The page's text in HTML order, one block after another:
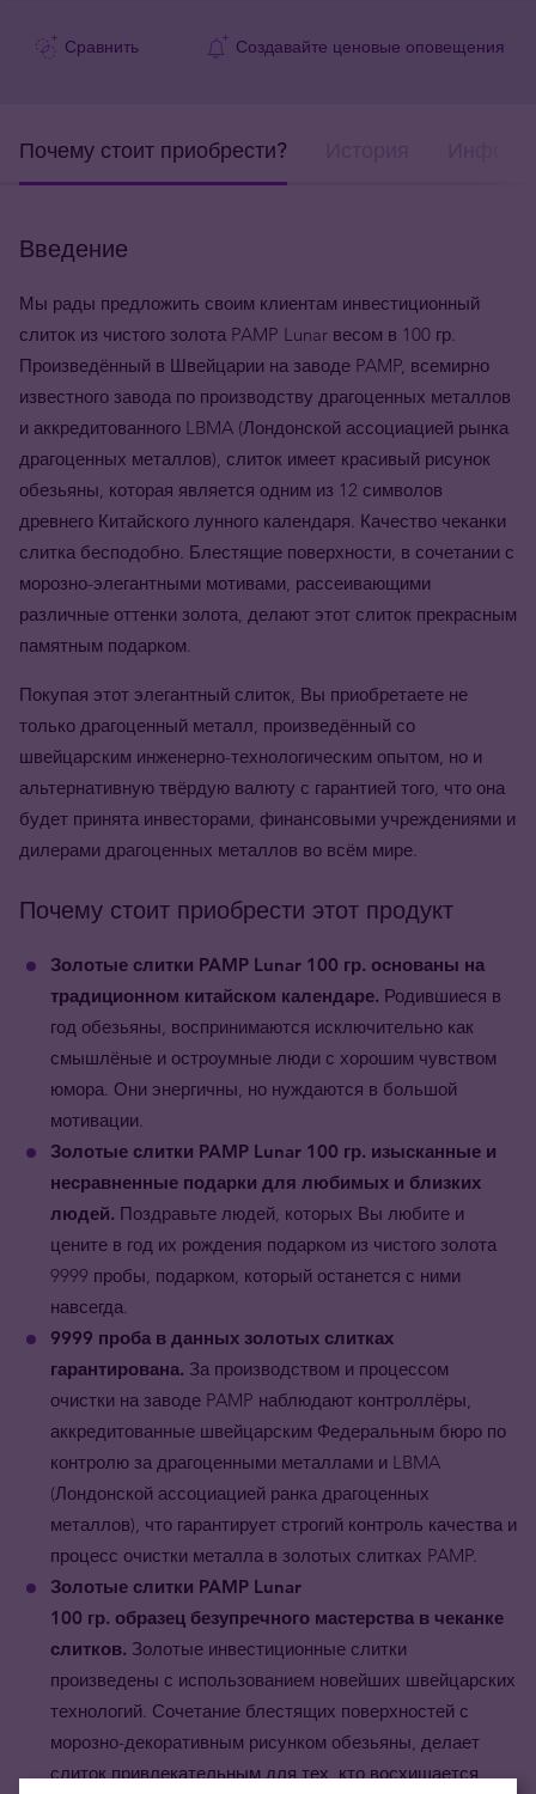
Сравнить Создавайте ценовые оповещения
Почему стоит приобрести?
Введение
Мы рады предложить своим клиентам инвестиционный
слиток из чистого золота PAMP Lunar весом в 100 гр.
Произведённый в Швейцарии на заводе PAMP, всемирно
известного завода по производству драгоценных металлов
и аккредитованного LBMA (Лондонской ассоциацией рынка
драгоценных металлов), слиток имеет красивый рисунок
обезьяны, которая является одним из 12 символов
древнего Китайского лунного календаря. Качество чеканки
слитка бесподобно. Блестящие поверхности, в сочетании с
морозно-элегантными мотивами, рассеивающими
различные оттенки золота, делают этот слиток прекрасным
памятным подарком.
Покупая этот элегантный слиток, Вы приобретаете не
только драгоценный металл, произведённый со
швейцарским инженерно-технологическим опытом, но и
альтернативную твёрдую валюту с гарантией того, что она
будет принята инвесторами, финансовыми учреждениями и
дилерами драгоценных металлов во всём мире.
Почему стоит приобрести этот продукт
Золотые слитки PAMP Lunar 100 гр. основаны на
традиционном китайском календаре. Родившиеся в
год обезьяны, воспринимаются исключительно как
смышлёные и остроумные люди с хорошим чувством
юмора. Они энергичны, но нуждаются в большой
мотивации.
Золотые слитки PAMP Lunar 100 гр. изысканные и
несравненные подарки для любимых и близких
людей. Поздравьте людей, которых Вы любите и
цените в год их рождения подарком из чистого золота
9999 пробы, подарком, который останется с ними
навсегда.
9999 проба в данных золотых слитках
гарантирована. За производством и процессом
очистки на заводе PAMP наблюдают контроллёры,
аккредитованные швейцарским Федеральным бюро по
контролю за драгоценными металлами и LBMA
(Лондонской ассоциацией ранка драгоценных
металлов), что гарантирует строгий контроль качества и
процесс очистки металла в золотых слитках PAMP.
Золотые слитки PAMP Lunar
100 гр. образец безупречного мастерства в чеканке
слитков. Золотые инвестиционные слитки
произведены с использованием новейших швейцарских
технологий. Сочетание блестящих поверхностей с
морозно-декоративным рисунком обезьяны, делает
слиток привлекательным для тех, кто восхищается